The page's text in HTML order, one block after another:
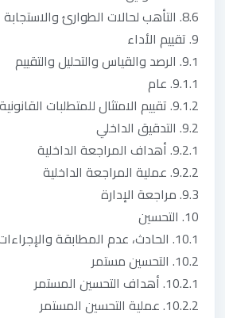
8.6. التأهب لحالات الطوارئ والاستجابة
9. تقييم الأداء
9.1. الرصد والقياس والتحليل والتقييم
9.1.1. عام
9.1.2. تقييم الامتثال للمتطلبات القانونية والمتطلبات الأخرى
9.2. التدقيق الداخلي
9.2.1. أهداف المراجعة الداخلية
9.2.2. عملية المراجعة الداخلية
9.3. مراجعة الإدارة
10. التحسين
10.1. الحادث، عدم المطابقة والإجراءات التصحيحية
10.2. التحسين مستمر
10.2.1. أهداف التحسين المستمر
10.2.2. عملية التحسين المستمر